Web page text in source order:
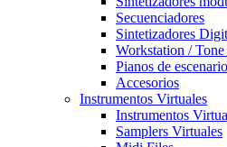
Secuenciadores
Sintetizadores
Workstation / Tone
Pianos de escenario
Accesorios
Instrumentos Virtuales
Instrumentos
Samplers Virtuales